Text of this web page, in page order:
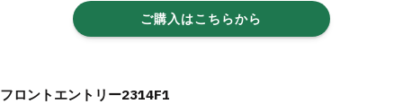
ご購入はこちらから
フロントエントリー2314F1